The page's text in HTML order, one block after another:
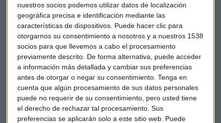
nuestros socios podemos utilizar datos de localización
geográfica precisa e identificación mediante las
características de dispositivos. Puede hacer clic para
otorgarnos su consentimiento a nosotros y a nuestros 1538
socios para que llevemos a cabo el procesamiento
previamente descrito. De forma alternativa, puede acceder
a información más detallada y cambiar sus preferencias
antes de otorgar o negar su consentimiento. Tenga en
cuenta que algún procesamiento de sus datos personales
puede no requerir de su consentimiento, pero usted tiene
el derecho de rechazar tal procesamiento. Sus
preferencias se aplicarán solo a este sitio web. Puede
El reto de perfilar a inversores jóvenes
Para las entidades financieras, supone un especial desafío
determinar el perfil de los inversores más jóvenes, expuestos
a la influencia de las redes sociales.
"Están inundados de información,muchas veces
información no contrastada, información que si no pones
filtro puede estar por un gurú financiero que te quiera
vender su proyecto en concreto", señala.